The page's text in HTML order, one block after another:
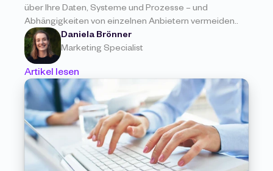
über Ihre Daten, Systeme und Prozesse – und
Abhängigkeiten von einzelnen Anbietern vermeiden..
Daniela Brönner
Marketing Specialist
Artikel lesen